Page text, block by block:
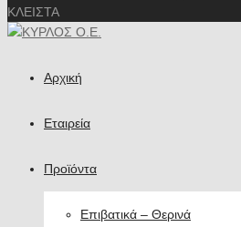
ΚΛΕΙΣΤΑ
Αρχική
Εταιρεία
Προϊόντα
Επιβατικά – Θερινά